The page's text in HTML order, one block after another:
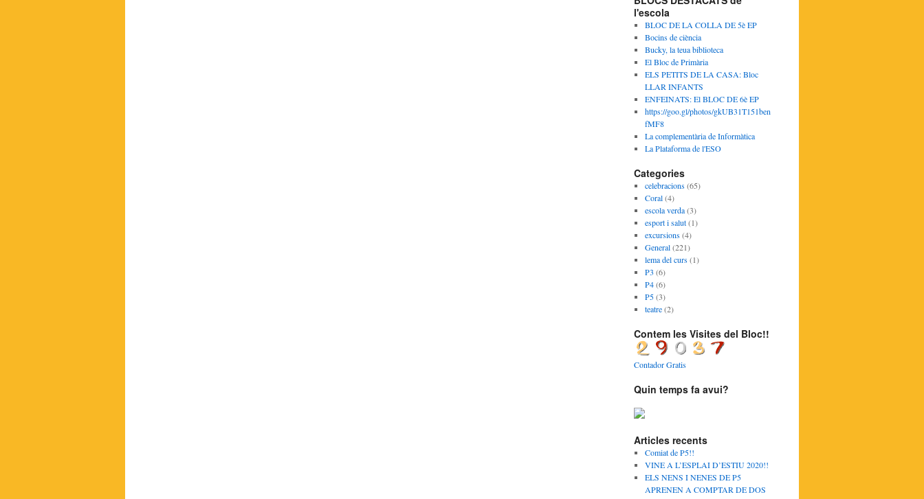
l'escola
BLOC DE LA COLLA DE 5è EP
Bocins de ciència
Bucky, la teua biblioteca
El Bloc de Primària
ELS PETITS DE LA CASA: Bloc
LLAR INFANTS
ENFEINATS: El BLOC DE 6è EP
https://goo.gl/photos/gkUB31T151ben
fMF8
La complementària de Informàtica
La Plataforma de l'ESO
Categories
celebracions(65)
Coral(4)
escola verda(3)
esport i salut(1)
excursions(4)
General(221)
lema del curs(1)
P3 (6)
P4(6)
P5(3)
teatre(2)
Contem les Visites del Bloc!!
Contador Gratis
Quin temps fa avui?
Articles recents
Comiat de P5!!
VINE A L’ESPLAI D’ESTIU 2020!!
ELS NENS I NENES DE P5
APRENEN A COMPTAR DE DOS